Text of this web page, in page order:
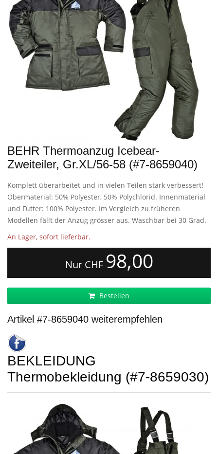
BEHR Thermoanzug Icebear-
Zweiteiler, Gr.XL/56-58 (#7-8659040)
Komplett überarbeitet und in vielen Teilen stark verbessert!
Obermaterial: 50% Polyester, 50% Polychlorid. Innenmaterial
und Futter: 100% Polyester. Im Vergleich zu früheren
Modellen fällt der Anzug grösser aus. Waschbar bei 30 Grad.
An Lager, sofort lieferbar.
Nur CHF 98,00
Bestellen
Artikel #7-8659040 weiterempfehlen
BEKLEIDUNG
Thermobekleidung (#7-8659030)